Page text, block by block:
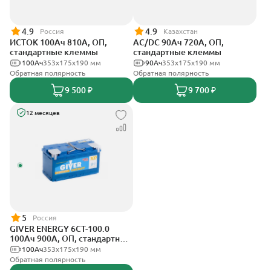
4.9 Россия
ИСТОК 100Ач 810А, ОП,
стандартные клеммы
353х175х190 мм
100Ач
Обратная полярность
9 500 ₽
4.9 Казахстан
AC/DC 90Ач 720А, ОП,
стандартные клеммы
353х175х190 мм
90Ач
Обратная полярность
9 700 ₽
12 месяцев
5 Россия
GIVER ENERGY 6СТ-100.0
100Ач 900А, ОП, стандартные
клеммы353х175х190 мм
100Ач
Обратная полярность